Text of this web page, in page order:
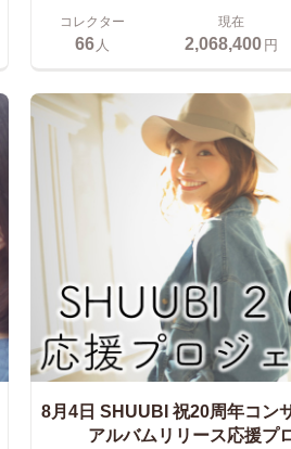
コレクター
66人
現在
2,068,400円
8月4日 SHUUBI 祝20周年コン
アルバムリリース応援プ